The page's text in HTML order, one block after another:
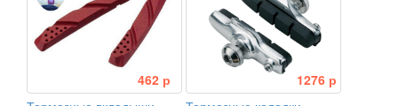
462 р
1276 р